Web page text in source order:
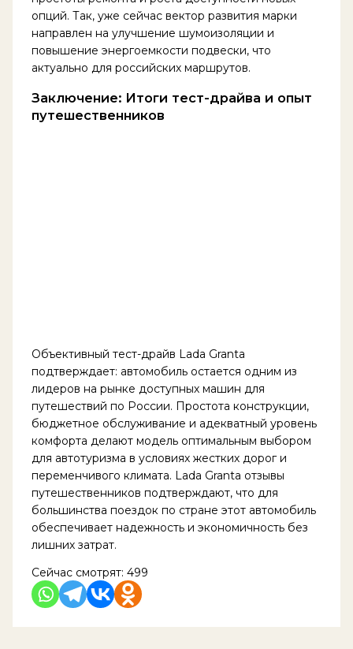
опций. Так, уже сейчас вектор развития марки
направлен на улучшение шумоизоляции и
повышение энергоемкости подвески, что
актуально для российских маршрутов.
Заключение: Итоги тест-драйва и опыт
путешественников
Объективный тест-драйв Lada Granta
подтверждает: автомобиль остается одним из
лидеров на рынке доступных машин для
путешествий по России. Простота конструкции,
бюджетное обслуживание и адекватный уровень
комфорта делают модель оптимальным выбором
для автотуризма в условиях жестких дорог и
переменчивого климата. Lada Granta отзывы
путешественников подтверждают, что для
большинства поездок по стране этот автомобиль
обеспечивает надежность и экономичность без
лишних затрат.
Сейчас смотрят: 499